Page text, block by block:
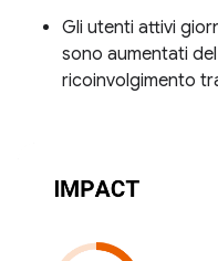
Gli utenti attivi
sono aumentati
ricoinvolgimento